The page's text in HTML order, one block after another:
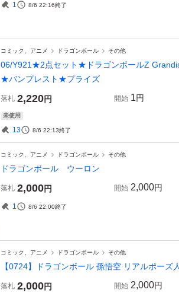
1 8/6 22:16終了
コミック、アニメ ドラゴンボール その他
06/Y921★2点セット★ドラゴンボールZ
★バンプレスト★プライズ
落札 2,220円 開始 1円
未使用
13 8/6 22:13終了
コミック、アニメ ドラゴンボール その他
ドラゴンボール ウーロン
落札 2,000円 開始 2,000円
1 8/6 22:00終了
コミック、アニメ ドラゴンボール その他
【0724】ドラゴンボール 孫悟空 リアルポー
落札 2,000円 開始 2,000円